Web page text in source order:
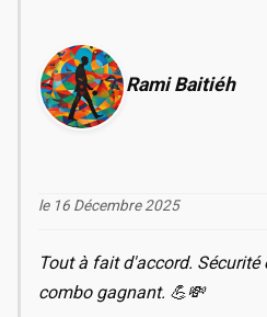
Rami Baitiéh
le 16 Décembre 2025
Tout à fait d'accord. Sécurité
combo gagnant. 💪💸